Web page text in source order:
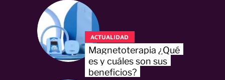
ACTUALIDAD
Magnetoterapia ¿Qué
es y cuáles son sus
beneficios?